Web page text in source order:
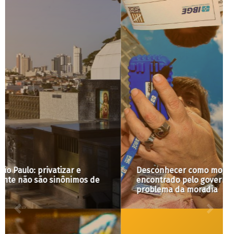
Desconhecer como moramos é o modo inovador
encontrado pelo governo de acabar com o
problema da moradia